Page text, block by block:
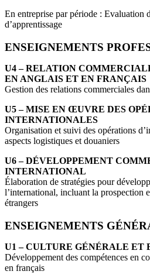
En entreprise par période : Evaluation
d’apprentissage
ENSEIGNEMENTS
U4 – RELATION
EN ANGLAIS ET EN FRANÇAIS
Gestion des relations commerciales
U5 – MISE EN ŒUVRE DES
INTERNATIONALES
Organisation et suivi des opérations
aspects logistiques et douaniers
U6 – DÉVELOPPEMENT
INTERNATIONAL
Élaboration de stratégies pour
l’international, incluant la prospection
étrangers
ENSEIGNEMENTS
U1 – CULTURE GÉNÉRALE ET
Développement des compétences en
en français